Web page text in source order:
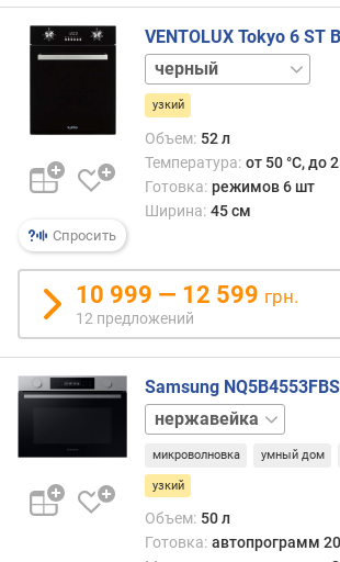
р
е
о
ж
е
и
й
о
б
ъ
е
л
)
Спросить
VENTOLUX Tokyo 6 ST
белый
слоновая
кость
узкий
Объем: 52 л
Температура: от 50 °C, до
Готовка: режимов 6 шт
Ширина: 45 см
10 999 — 12 599 грн.
12 предложений
Samsung NQ5B4553FBS
черный
микроволновка умный дом
узкий
Объем: 50 л
Готовка: автопрограмм 20